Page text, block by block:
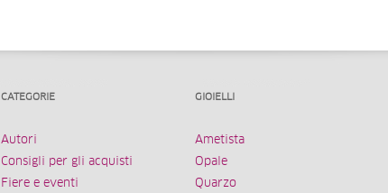
CATEGORIE
Autori
Consigli per gli acquisti
Fiere e eventi
GIOIELLI
Ametista
Opale
Quarzo